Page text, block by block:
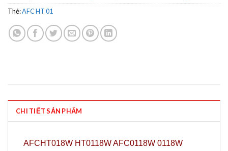
Thẻ:AFC HT 01
CHI TIẾT SẢN PHẨM
AFCHT018W HT0118W AFC0118W 0118W